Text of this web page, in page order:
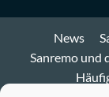
News
Sanremo und